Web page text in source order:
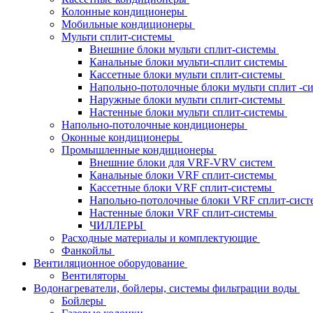
Колонные кондиционеры
Мобильные кондиционеры
Мульти сплит-системы
Внешние блоки мульти сплит-системы
Канальные блоки мульти-сплит системы
Кассетные блоки мульти сплит-системы
Напольно-потолочные блоки мульти сплит -
Наружные блоки мульти сплит-системы
Настенные блоки мульти сплит-системы
Напольно-потолочные кондиционеры
Оконные кондиционеры
Промышленные кондиционеры
Внешние блоки для VRF-VRV систем
Канальные блоки VRF сплит-системы
Кассетные блоки VRF сплит-системы
Напольно-потолочные блоки VRF сплит-
Настенные блоки VRF сплит-системы
ЧИЛЛЕРЫ
Расходные материалы и комплектующие
Фанкойлы
Вентиляционное оборудование
Вентиляторы
Водонагреватели, бойлеры, системы фильтрации воды
Бойлеры